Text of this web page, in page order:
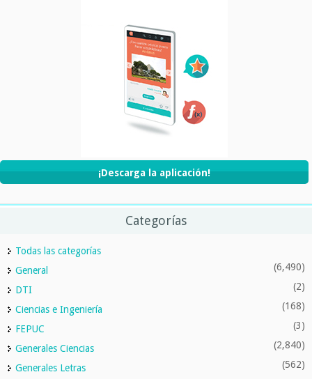
¡Descarga la aplicación!
Categorías
Todas las categorías
General
(6,490)
DTI (2)
Ciencias e Ingeniería (168)
FEPUC (3)
Generales Ciencias (2,840)
Generales Letras (562)